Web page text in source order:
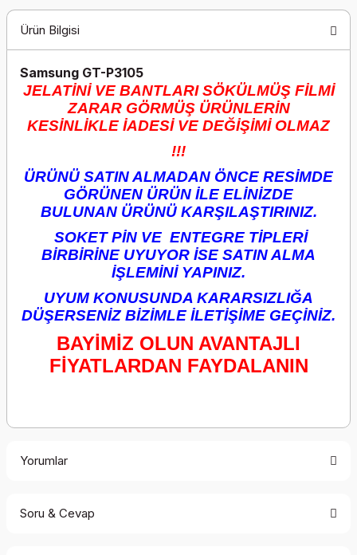
Ürün Bilgisi
Samsung GT-P3105
JELATİNİ VE BANTLARI SÖKÜLMÜŞ FİLMİ
ZARAR GÖRMÜŞ ÜRÜNLERİN
KESİNLİKLE İADESİ VE DEĞİŞİMİ OLMAZ
!!!
ÜRÜNÜ SATIN ALMADAN ÖNCE RESİMDE
GÖRÜNEN ÜRÜN İLE ELİNİZDE
BULUNAN ÜRÜNÜ KARŞILAŞTIRINIZ.
SOKET PİN VE ENTEGRE TİPLERİ
BİRBİRİNE UYUYOR İSE SATIN ALMA
İŞLEMİNİ YAPINIZ.
UYUM KONUSUNDA KARARSIZLIĞA
DÜŞERSENİZ BİZİMLE İLETİŞİME GEÇİNİZ.
BAYİMİZ OLUN AVANTAJLI
FİYATLARDAN FAYDALANIN
Yorumlar
Soru & Cevap